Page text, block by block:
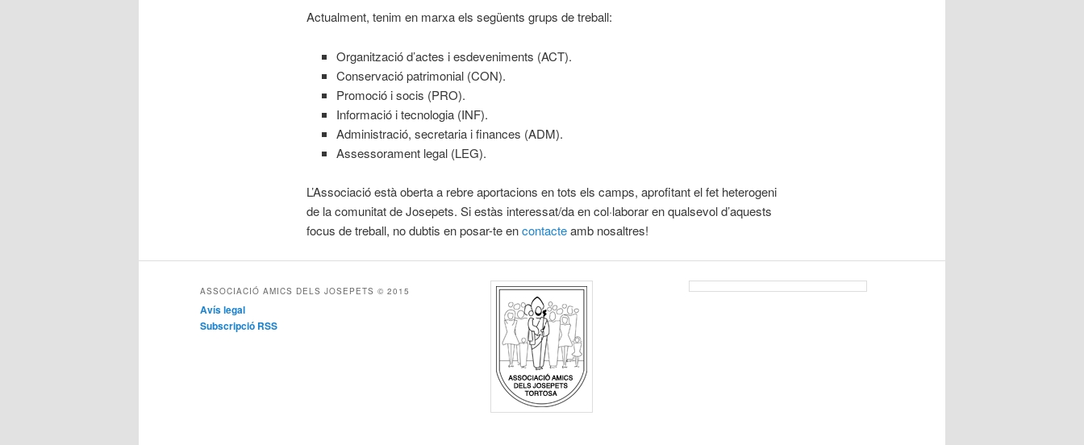
Actualment, tenim en marxa els següents grups de treball:
Organització d’actes i esdeveniments (ACT).
Conservació patrimonial (CON).
Promoció i socis (PRO).
Informació i tecnologia (INF).
Administració, secretaria i finances (ADM).
Assessorament legal (LEG).
L’Associació està oberta a rebre aportacions en tots els camps, aprofitant el fet heterogeni
de la comunitat de Josepets. Si estàs interessat/da en col·laborar en qualsevol d’aquests
focus de treball, no dubtis en posar-te encontacteamb nosaltres!
ASSOCIACIÓ AMICS DELS JOSEPETS © 2015
Avís legal
Subscripció RSS